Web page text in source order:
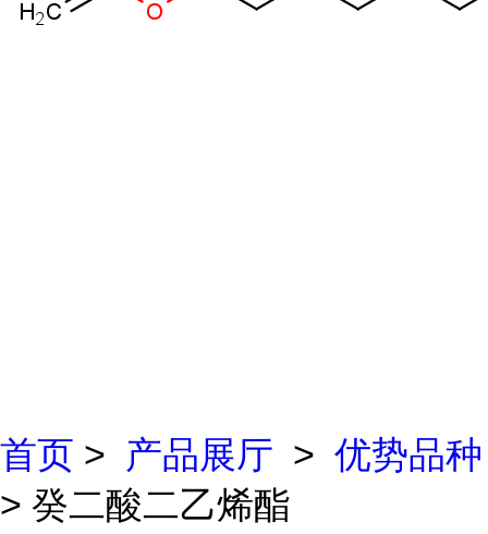
首页 > 产品展厅 > 优势品种
> 癸二酸二乙烯酯